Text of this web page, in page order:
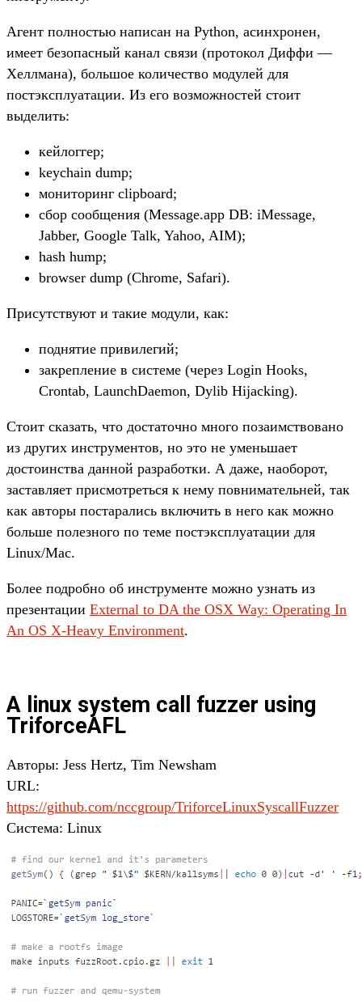
Агент полностью написан на Python, асинхронен,
имеет безопасный канал связи (протокол Диффи —
Хеллмана), большое количество модулей для
постэксплуатации. Из его возможностей стоит
выделить:
кейлоггер;
keychain dump;
мониторинг clipboard;
сбор сообщения (Message.app DB: iMessage,
Jabber, Google Talk, Yahoo, AIM);
hash hump;
browser dump (Chrome, Safari).
Присутствуют и такие модули, как:
поднятие привилегий;
закрепление в системе (через Login Hooks,
Crontab, LaunchDaemon, Dylib Hijacking).
Стоит сказать, что достаточно много позаимствовано
из других инструментов, но это не уменьшает
достоинства данной разработки. А даже, наоборот,
заставляет присмотреться к нему повнимательней, так
как авторы постарались включить в него как можно
больше полезного по теме постэксплуатации для
Linux/Mac.
Более подробно об инструменте можно узнать из
презентации External to DA the OSX Way: Operating In
An OS X-Heavy Environment.
A linux system call fuzzer using
TriforceAFL
Авторы: Jess Hertz, Tim Newsham
URL:
https://github.com/nccgroup/TriforceLinuxSyscallFuzzer
Система: Linux